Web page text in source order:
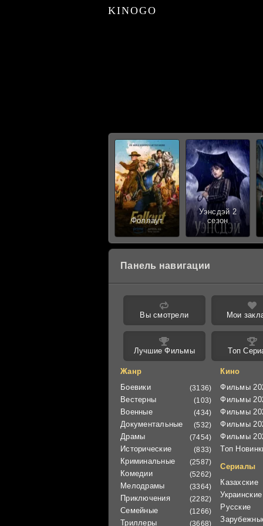
KINOGO
Фоллаут
Уэнсдэй 2
сезон
Панель навигации
Вы смотрели Мои
Лучшие Фильмы Топ
Жанр
Боевики
(3136)
Вестерны (103)
Военные (434)
Документальные (532)
Драмы (7454)
Исторические (833)
Криминальные (2587)
Комедии (5262)
Мелодрамы (3364)
Приключения (2282)
Семейные (1266)
Триллеры (3668)
Кино
Фильмы
Фильмы
Фильмы
Фильмы
Фильмы
Топ
Сериалы
Казахские
Украинские
Русские